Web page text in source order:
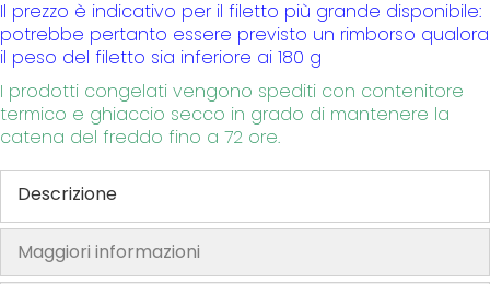
Il prezzo è indicativo per il filetto più grande disponibile:
potrebbe pertanto essere previsto un rimborso qualora
il peso del filetto sia inferiore ai 180 g
I prodotti congelati vengono spediti con contenitore
termico e ghiaccio secco in grado di mantenere la
catena del freddo fino a 72 ore.
Descrizione
Maggiori informazioni